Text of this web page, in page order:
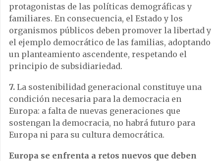
protagonistas de las políticas demográficas y
familiares. En consecuencia, el Estado y los
organismos públicos deben promover la libertad y
el ejemplo democrático de las familias, adoptando
un planteamiento ascendente, respetando el
principio de subsidiariedad.
7. La sostenibilidad generacional constituye una
condición necesaria para la democracia en
Europa: a falta de nuevas generaciones que
sostengan la democracia, no habrá futuro para
Europa ni para su cultura democrática.
Europa se enfrenta a retos nuevos que deben